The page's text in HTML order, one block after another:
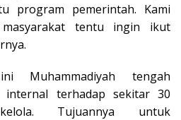
program pemerintah. Kami
tentu ingin ikut
Muhammadiyah tengah
internal terhadap sekitar 30
Tujuannya untuk